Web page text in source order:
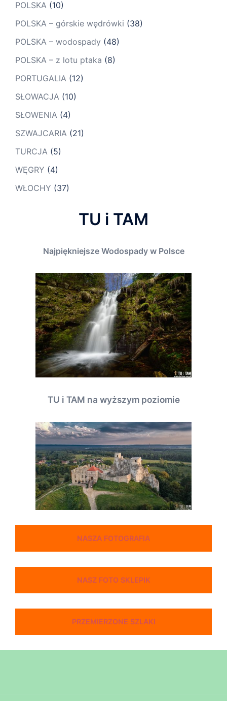
POLSKA (10)
POLSKA – górskie wędrówki (38)
POLSKA – wodospady (48)
POLSKA – z lotu ptaka (8)
PORTUGALIA (12)
SŁOWACJA (10)
SŁOWENIA (4)
SZWAJCARIA (21)
TURCJA (5)
WĘGRY (4)
WŁOCHY (37)
TU i TAM
Najpiękniejsze Wodospady w Polsce
TU i TAM na wyższym poziomie
NASZA FOTOGRAFIA
NASZ FOTO SKLEPIK
PRZEMIERZONE SZLAKI